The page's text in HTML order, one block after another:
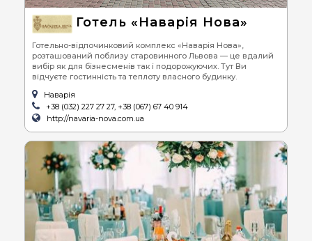
Готель «Наварія Нова»
Готельно-відпочинковий комплекс «Наварія Нова»,
розташований поблизу старовинного Львова — це вдалий
вибір як для бізнесменів так і подорожуючих. Тут Ви
відчуєте гостинність та теплоту власного будинку.
Наварія
+38 (032) 227 27 27, +38 (067) 67 40 914
http://navaria-nova.com.ua